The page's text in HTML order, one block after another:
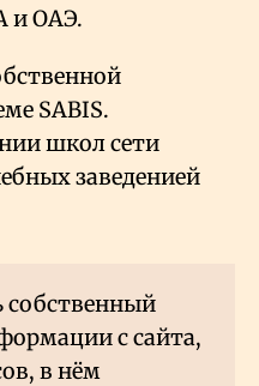
и ОАЭ.
SABIS.
школ сети
заведенией
собственный
с сайта,
в нём